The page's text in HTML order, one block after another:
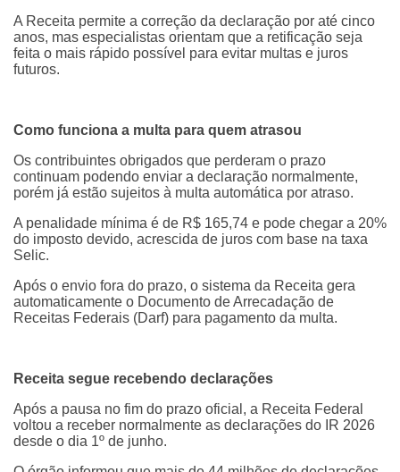
A Receita permite a correção da declaração por até cinco
anos, mas especialistas orientam que a retificação seja
feita o mais rápido possível para evitar multas e juros
futuros.
Como funciona a multa para quem atrasou
Os contribuintes obrigados que perderam o prazo
continuam podendo enviar a declaração normalmente,
porém já estão sujeitos à multa automática por atraso.
A penalidade mínima é de R$ 165,74 e pode chegar a 20%
do imposto devido, acrescida de juros com base na taxa
Selic.
Após o envio fora do prazo, o sistema da Receita gera
automaticamente o Documento de Arrecadação de
Receitas Federais (Darf) para pagamento da multa.
Receita segue recebendo declarações
Após a pausa no fim do prazo oficial, a Receita Federal
voltou a receber normalmente as declarações do IR 2026
desde o dia 1º de junho.